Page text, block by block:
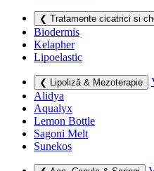
❮ Tratamente cicatrici si
Biodermis
Kelapher
Lipoelastic
❮ Lipoliză & Mezoterapie
Alidya
Aqualyx
Lemon Bottle
Sagoni Melt
Sunekos